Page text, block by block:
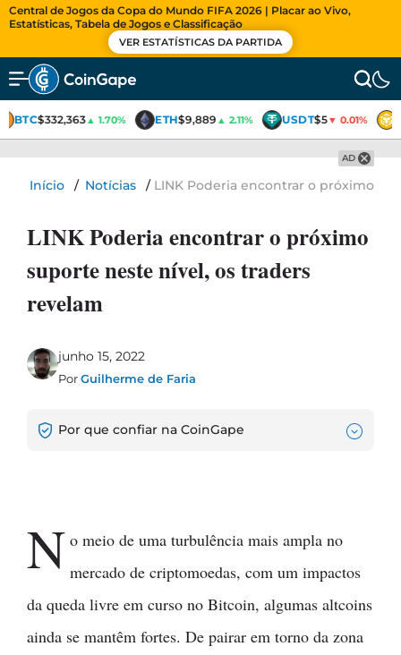
Central de Jogos da Copa do Mundo FIFA 2026 | Placar ao Vivo,
Estatísticas, Tabela de Jogos e Classificação
VER ESTATÍSTICAS DA PARTIDA
BTC$332,363▲ 1.70% ETH$9,889▲ 2.11% USDT$5▼ 0.01%
AD
Início / Notícias / LINK Poderia encontrar o próximo
LINK Poderia encontrar o próximo
suporte neste nível, os traders
revelam
junho 15, 2022
PorGuilherme de Faria
Por que confiar na CoinGape
N o meio de uma turbulência mais ampla no
mercado de criptomoedas, com um impactos
da queda livre em curso no Bitcoin, algumas altcoins
ainda se mantêm fortes. De pairar em torno da zona